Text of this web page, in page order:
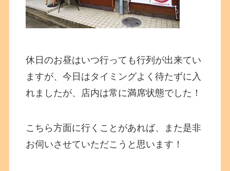
休日のお昼はいつ行っても行列が出来てい
ますが、今日はタイミングよく待たずに入
れましたが、店内は常に満席状態でした！
こちら方面に行くことがあれば、また是非
お伺いさせていただこうと思います！